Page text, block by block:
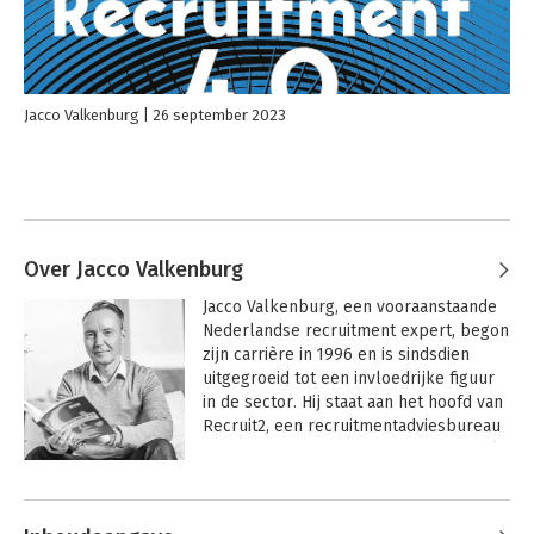
Jacco Valkenburg 26 september 2023
Over Jacco Valkenburg
Jacco Valkenburg, een vooraanstaande
Nederlandse recruitment expert, begon
zijn carrière in 1996 en is sindsdien
uitgegroeid tot een invloedrijke figuur
in de sector. Hij staat aan het hoofd van
Recruit2, een recruitmentadviesbureau
zoals TomTom, KPN, Knab, Maersk en
Andere boeken door Jacco
Valkenburg